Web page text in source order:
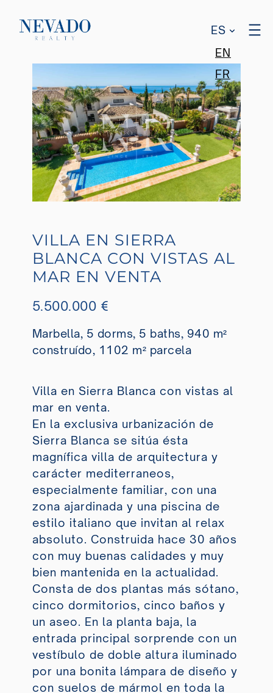
ES
EN
FR
VILLA EN SIERRA
BLANCA CON VISTAS AL
MAR EN VENTA
5.500.000 €
Marbella, 5 dorms, 5 baths, 940 m²
construído, 1102 m² parcela
Villa en Sierra Blanca con vistas al
mar en venta.
En la exclusiva urbanización de
Sierra Blanca se sitúa ésta
magnífica villa de arquitectura y
carácter mediterraneos,
especialmente familiar, con una
zona ajardinada y una piscina de
estilo italiano que invitan al relax
absoluto. Construida hace 30 años
con muy buenas calidades y muy
bien mantenida en la actualidad.
Consta de dos plantas más sótano,
cinco dormitorios, cinco baños y
un aseo. En la planta baja, la
entrada principal sorprende con un
vestíbulo de doble altura iluminado
por una bonita lámpara de diseño y
con suelos de mármol en toda la